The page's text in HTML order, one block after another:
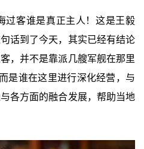
过客谁是真正主人！这是王毅
话到了今天，其实已经有结论
，并不是靠派几艘军舰在那里
是谁在这里进行深化经营，与
各方面的融合发展，帮助当地